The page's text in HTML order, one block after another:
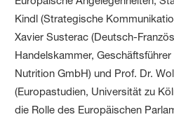
Kindl (Strategische
Xavier Susterac (Deutsch-
Handelskammer,
Nutrition GmbH) und Prof. Dr.
(Europastudien, Universität zu
die Rolle des Europäischen